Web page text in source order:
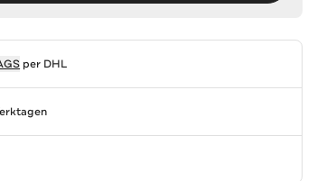
per DHL